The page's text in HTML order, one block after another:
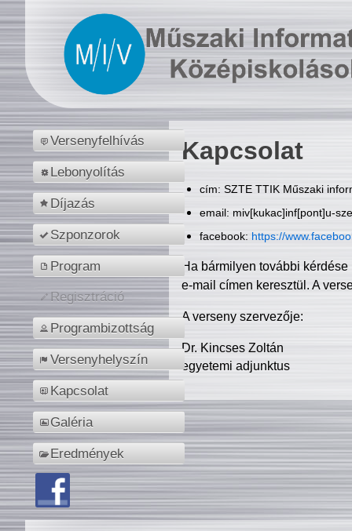
Versenyfelhívás
Lebonyolítás
Díjazás
Szponzorok
Program
Regisztráció
Programbizottság
Versenyhelyszín
Kapcsolat
Galéria
Eredmények
Kapcsolat
cím: SZTE TTIK Műszaki
email: miv[kukac]inf[pont]u-
facebook: https://
Ha bármilyen további
e-mail címen keresztül. A
A verseny szervezője:
Dr. Kincses Zoltán
egyetemi adjunktus